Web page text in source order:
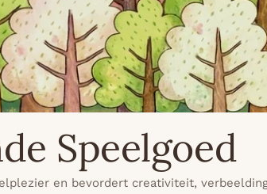
Speelgoed
en bevordert creativiteit,